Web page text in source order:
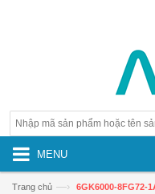
MENU
Trang chủ —› 6GK6000-8FG72-